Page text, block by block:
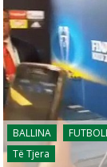
BALLINA
Të Tjera